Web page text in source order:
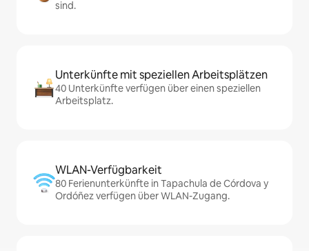
sind.
Unterkünfte mit speziellen Arbeitsplätzen
40 Unterkünfte verfügen über einen speziellen
Arbeitsplatz.
WLAN-Verfügbarkeit
80 Ferienunterkünfte in Tapachula de Córdova y
Ordóñez verfügen über WLAN-Zugang.